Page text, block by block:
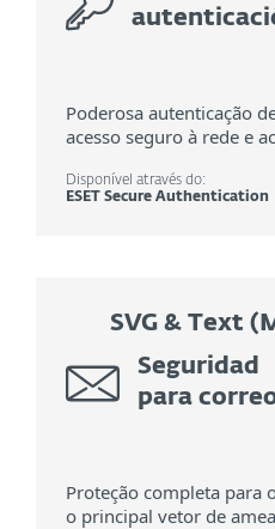
Poderosa autenticação
acesso seguro à rede e
Disponível através do:
ESET Secure Authentication
SVG & Text
Seguridad
para
Proteção completa para
o principal vetor de